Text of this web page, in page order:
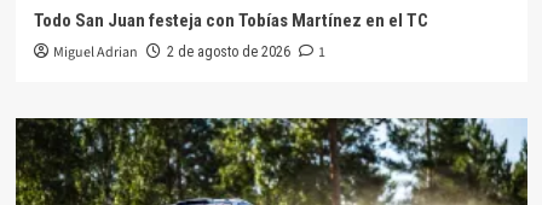
Todo San Juan festeja con Tobías Martínez en el TC
Miguel Adrian 2 de agosto de 2026 1